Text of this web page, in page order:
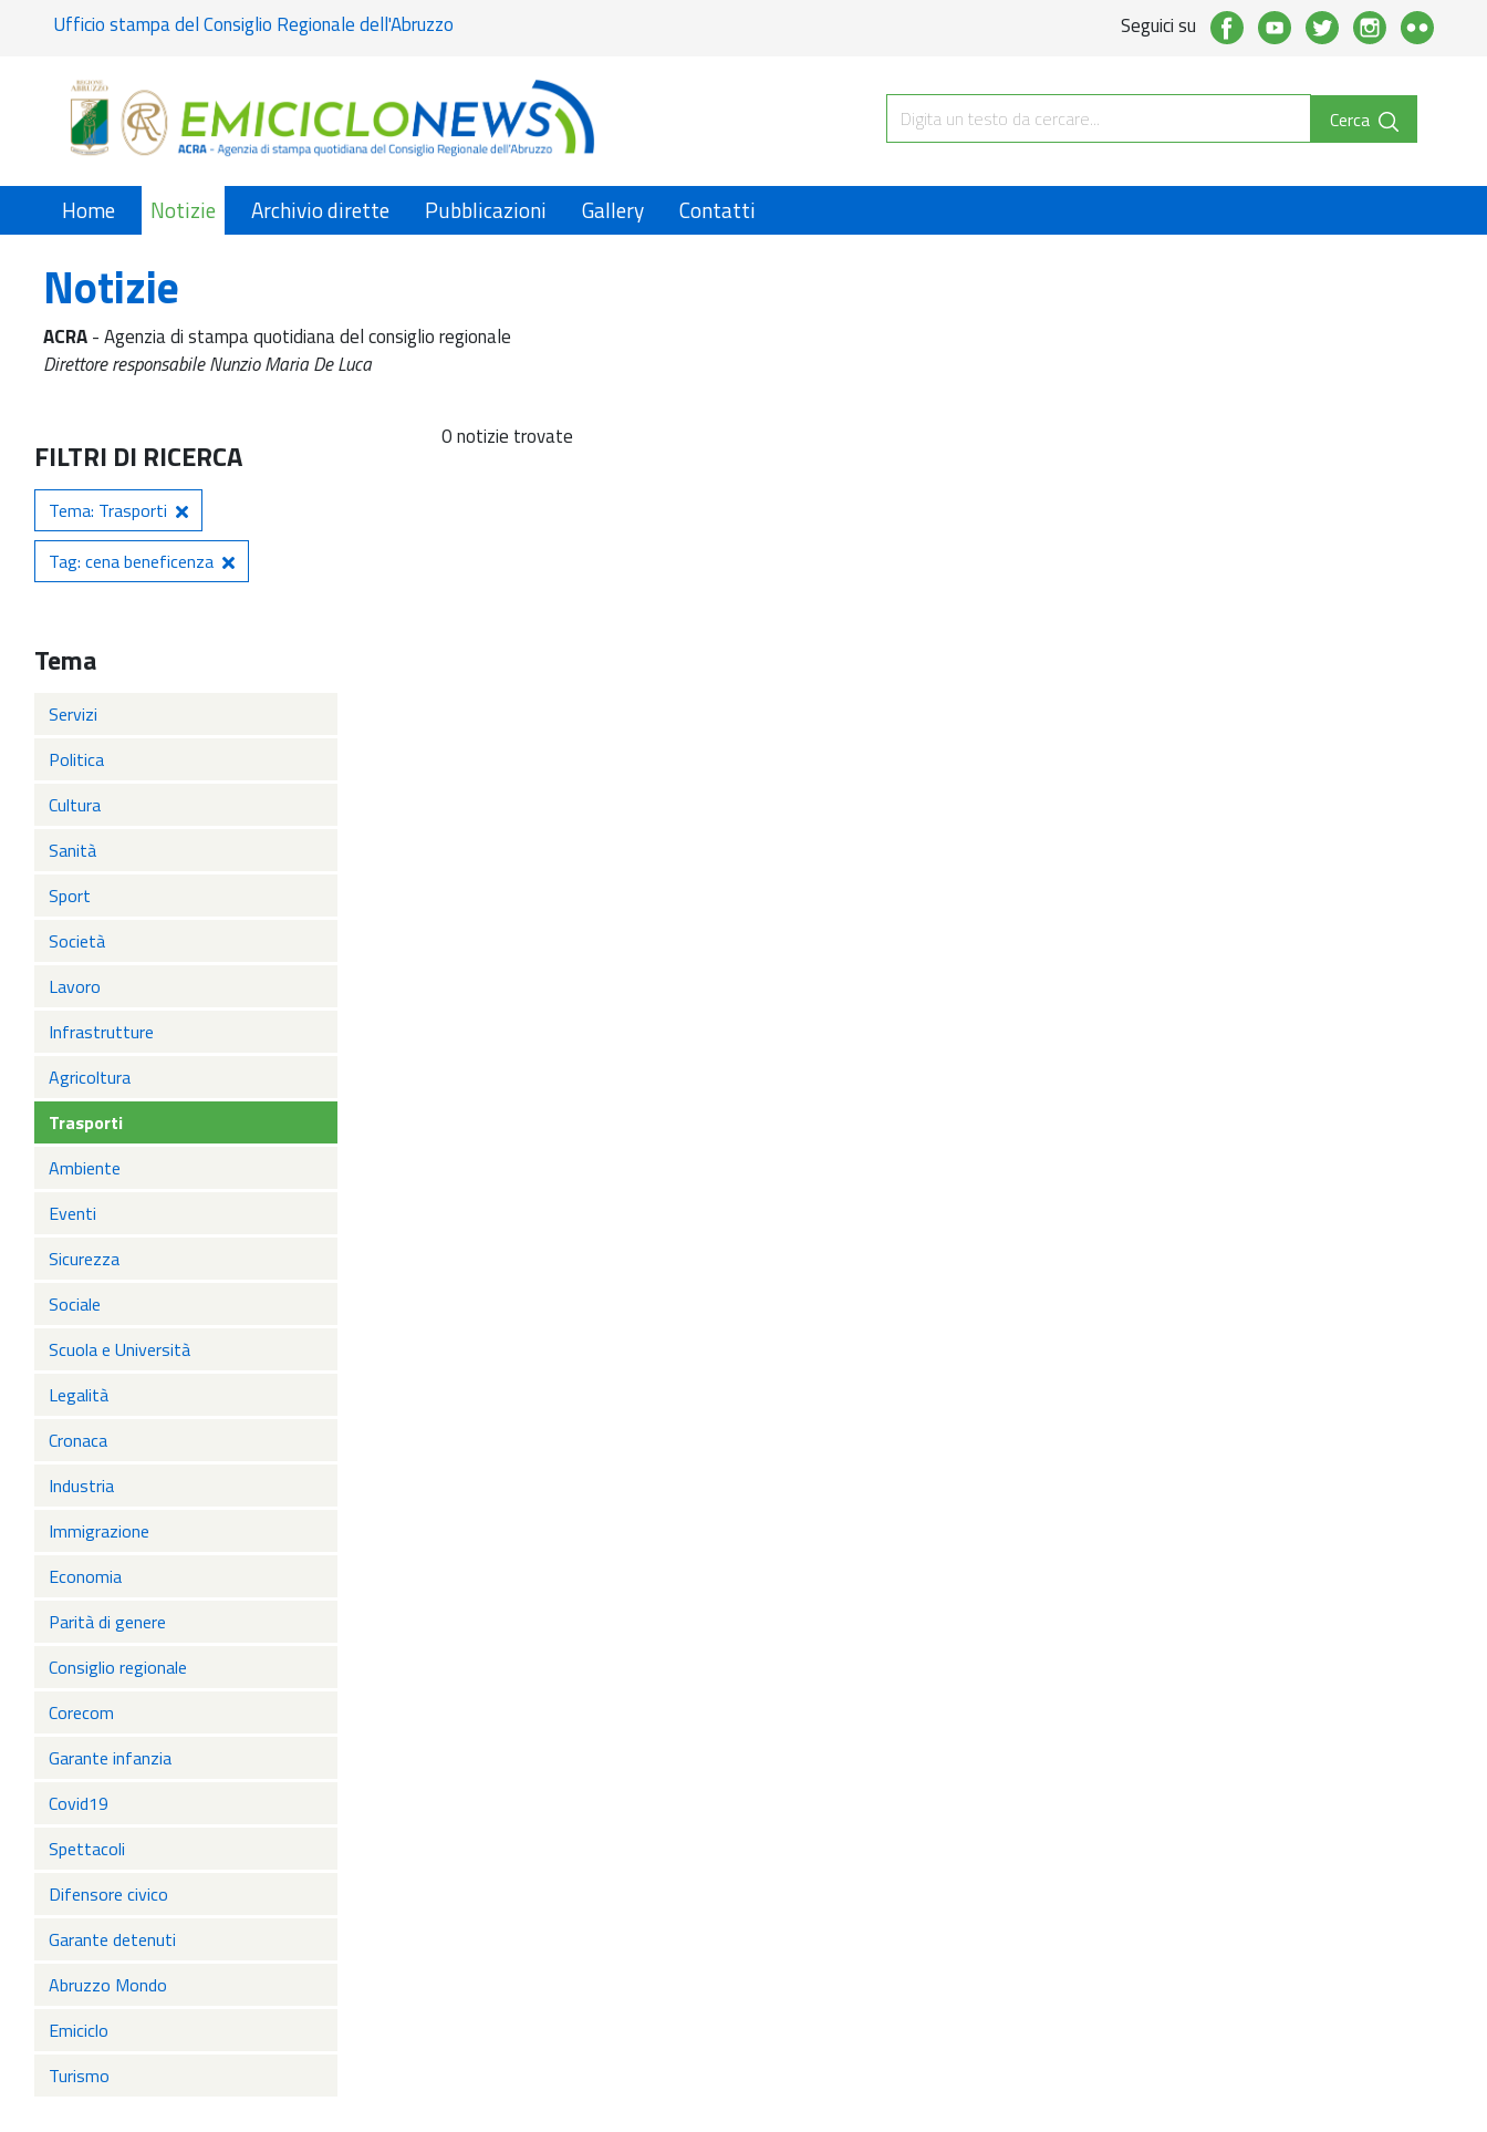
Ufficio stampa del Consiglio Regionale dell'Abruzzo Seguici su
Cerca
Home Notizie Archivio dirette Pubblicazioni Gallery Contatti
Notizie
ACRA- Agenzia di stampa quotidiana del consiglio regionale
Direttore responsabile Nunzio Maria De Luca
FILTRI DI RICERCA
Tema: Trasporti
Tag: cena beneficenza
Tema
Servizi
Politica
Cultura
Sanità
Sport
Società
Lavoro
Infrastrutture
Agricoltura
Trasporti
Ambiente
Eventi
Sicurezza
Sociale
Scuola e Università
Legalità
Cronaca
Industria
Immigrazione
Economia
Parità di genere
Consiglio regionale
Corecom
Garante infanzia
Covid19
Spettacoli
Difensore civico
Garante detenuti
Abruzzo Mondo
Emiciclo
Turismo
0 notizie trovate